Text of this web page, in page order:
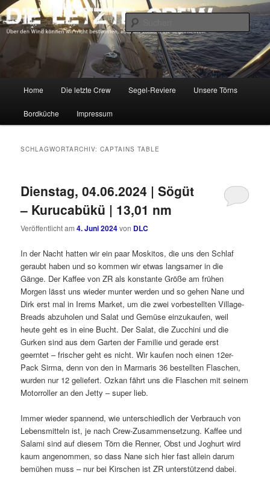
Zum
primären
Inhalt
Zum
sekundären
Inhalt
DIE LETZTE CREW
Über den Wind können wir nicht bestimmen, aber wir können die Segel
richten.
Home Die letzte Crew Segel-Reviere Unsere Törns
Bordküche Impressum
SCHLAGWORTARCHIV:CAPTAINS TABLE
Dienstag, 04.06.2024 | Sögüt
– Kurucabükü | 13,01 nm
Veröffentlicht am4. Juni 2024von DLC
In der Nacht hatten wir ein paar Moskitos, die uns den Schlaf
geraubt haben und so kommen wir etwas langsamer in die
Gänge. Der Kaffee von ZR als konstante Größe am frühen
Morgen lässt uns wieder munter werden und so gehen Nane und
Dirk erst mal in Irems Market, um die zwei vorbestellten Village-
Breads abzuholen und Salat und Gemüse einzukaufen, weil
heute geht es in eine Bucht. Der Salat, die Zucchini und die
Gurken sind aus dem Garten der Familie und gerade erst
geerntet – frischer geht es nicht. Wir kaufen noch einen 12er-
Pack Sirma, denn von den in Marmaris 36 bestellten Flaschen,
wurden nur 12 geliefert. Ozkan fährt uns die Flaschen mit seinem
Motorroller an den Jetty – super lieb.
Immer wieder spannend, wie unterschiedlich der Verbrauch von
Lebensmitteln ist, je nach Crew-Zusammensetzung. Kaffee und
Salami sind auf diesem Törn die Renner, Obst und Joghurt wird
kaum angenommen, so dass Nane sich hier fast allein darum
bemühen muss – nur bei Kirschen ist ZR unterstützend dabei.